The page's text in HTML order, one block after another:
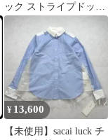
ック ストライプドッキ
ングカットソー
¥ 13,600
【未使用】sacai luck チ